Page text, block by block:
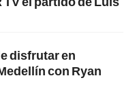
disfrutar en
con Ryan